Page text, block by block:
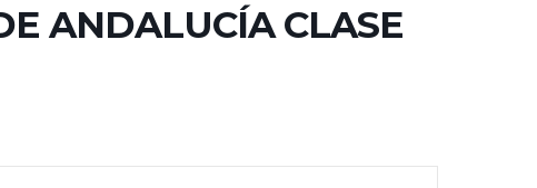
ANDALUCÍA CLASE